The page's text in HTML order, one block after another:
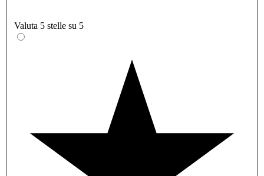
Valuta 5 stelle su 5